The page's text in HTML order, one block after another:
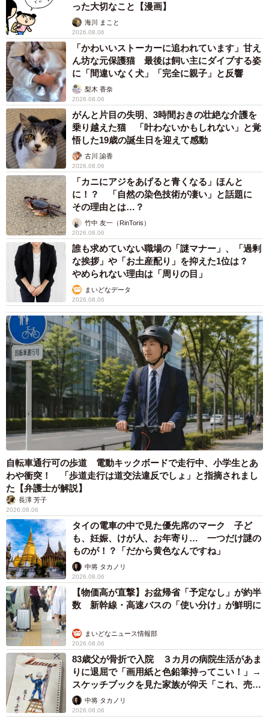
った大切なこと【漫画】
海川 まこと
2026.08.06
「かわいいストーカーに追われています」甘え
ん坊な元保護猫 最後は飼い主にダイブする姿
に「間違いなく犬」「完全に親子」と反響
梨木 香奈
2026.08.06
がんと片目の失明、3時間おきの壮絶な介護を
乗り越えた猫 「叶わないかもしれない」と覚
悟した19歳の誕生日を迎えて感動
古川 諭香
2026.08.06
「カニにアジをあげると青くなる」ほんと
に！？ 「自然の染色技術が凄い」と話題に
その理由とは…？
竹中 友一（RinToris）
2026.08.06
誰も求めていない職場の「謎マナー」、「過剰
な挨拶」や「お土産配り」を抑えた1位は？
やめられない理由は「周りの目」
まいどなデータ
2026.08.06
自転車通行可の歩道 電動キックボードで走行中、小学生とあ
わや衝突！ 「歩道走行は道交法違反でしょ」と指摘されまし
た【弁護士が解説】
長澤 芳子
2026.08.06
タイの電車の中で見た優先席のマーク 子ど
も、妊娠、けが人、お年寄り… 一つだけ謎の
ものが！？「だから黄色なんですね」
中将 タカノリ
2026.08.06
【物価高が直撃】お盆帰省「予定なし」が約半
数 新幹線・高速バスの「使い分け」が鮮明に
まいどなニュース情報部
2026.08.06
83歳父が骨折で入院 ３カ月の病院生活があま
りに退屈で「画用紙と色鉛筆持ってこい！」→
スケッチブックを見た家族が仰天「これ、売れ
ますよ…」
中将 タカノリ
2026.08.06